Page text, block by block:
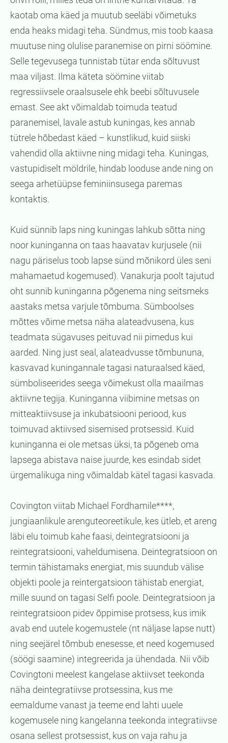
kaotab oma käed ja muutub seeläbi võimetuks
enda heaks midagi teha. Sündmus, mis toob kaasa
muutuse ning olulise paranemise on pirni söömine.
Selle tegevusega tunnistab tütar enda sõltuvust
maa viljast. Ilma käteta söömine viitab
regressiivsele oraalsusele ehk beebi sõltuvusele
emast. See akt võimaldab toimuda teatud
paranemisel, lavale astub kuningas, kes annab
tütrele hõbedast käed – kunstlikud, kuid siiski
vahendid olla aktiivne ning midagi teha. Kuningas,
vastupidiselt möldrile, hindab looduse ande ning on
seega arhetüüpse feminiinsusega paremas
kontaktis.
Kuid sünnib laps ning kuningas lahkub sõtta ning
noor kuninganna on taas haavatav kurjusele (nii
nagu päriselus toob lapse sünd mõnikord üles seni
mahamaetud kogemused). Vanakurja poolt tajutud
oht sunnib kuninganna põgenema ning seitsmeks
aastaks metsa varjule tõmbuma. Sümboolses
mõttes võime metsa näha alateadvusena, kus
teadmata sügavuses peituvad nii pimedus kui
aarded. Ning just seal, alateadvusse tõmbununa,
kasvavad kuningannale tagasi naturaalsed käed,
sümboliseerides seega võimekust olla maailmas
aktiivne tegija. Kuninganna viibimine metsas on
mitteaktiivsuse ja inkubatsiooni periood, kus
toimuvad aktiivsed sisemised protsessid. Kuid
kuninganna ei ole metsas üksi, ta põgeneb oma
lapsega abistava naise juurde, kes esindab sidet
ürgemalikuga ning võimaldab kätel tagasi kasvada.
Covington viitab Michael Fordhamile****,
jungiaanlikule arenguteoreetikule, kes ütleb, et areng
läbi elu toimub kahe faasi, deintegratsiooni ja
reintegratsiooni, vaheldumisena. Deintegratsioon on
termin tähistamaks energiat, mis suundub välise
objekti poole ja reintergatsioon tähistab energiat,
mille suund on tagasi Selfi poole. Deintegratsioon ja
reintegratsioon pidev õppimise protsess, kus imik
avab end uutele kogemustele (nt näljase lapse nutt)
ning seejärel tõmbub enesesse, et need kogemused
(söögi saamine) integreerida ja ühendada. Nii võib
Covingtoni meelest kangelase aktiivset teekonda
näha deintegratiivse protsessina, kus me
eemaldume vanast ja teeme end lahti uuele
kogemusele ning kangelanna teekonda integratiivse
osana sellest protsessist, kus on vaja rahu ja